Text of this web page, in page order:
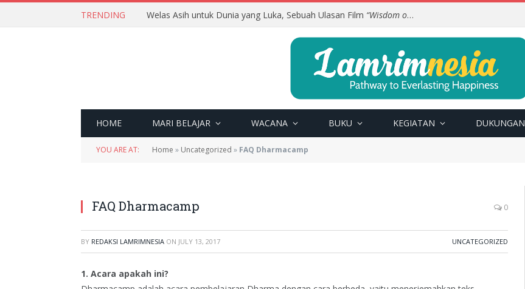
TRENDING Welas Asih untuk Dunia yang Luka, Sebuah Ulasan Film “Wisdom of Happiness”
HOME MARI BELAJAR WACANA BUKU KEGIATAN DUKUNGAN
YOU ARE AT: Home » Uncategorized » FAQ Dharmacamp
FAQ Dharmacamp 0
BY REDAKSI LAMRIMNESIA ON JULY 13, 2017 UNCATEGORIZED
1. Acara apakah ini?